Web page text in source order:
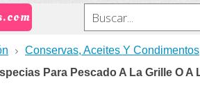
Conservas, Aceites Y Condimentos
Para Pescado A La Grille O A